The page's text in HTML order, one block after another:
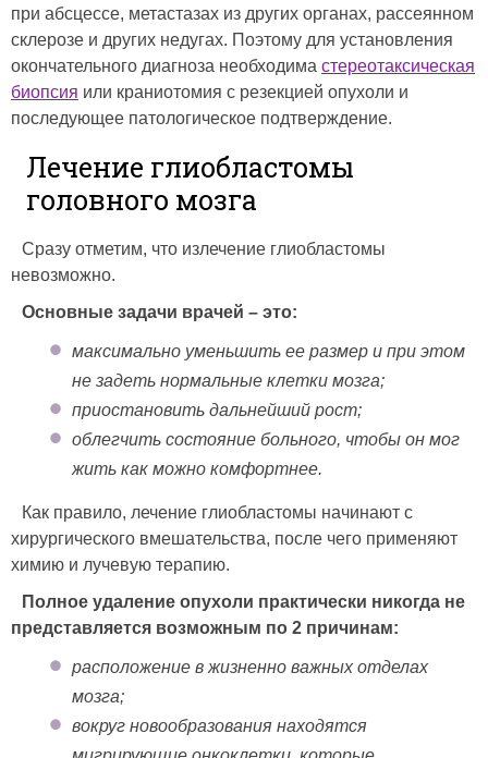
при абсцессе, метастазах из других органах, рассеянном
склерозе и других недугах. Поэтому для установления
окончательного диагноза необходима стереотаксическая
биопсия или краниотомия с резекцией опухоли и
последующее патологическое подтверждение.
Лечение глиобластомы
головного мозга
Сразу отметим, что излечение глиобластомы
невозможно.
Основные задачи врачей – это:
максимально уменьшить ее размер и при этом
не задеть нормальные клетки мозга;
приостановить дальнейший рост;
облегчить состояние больного, чтобы он мог
жить как можно комфортнее.
Как правило, лечение глиобластомы начинают с
хирургического вмешательства, после чего применяют
химию и лучевую терапию.
Полное удаление опухоли практически никогда не
представляется возможным по 2 причинам:
расположение в жизненно важных отделах
мозга;
вокруг новообразования находятся